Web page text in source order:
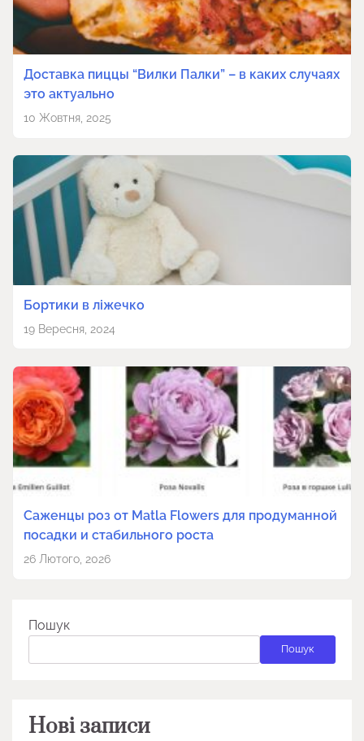
Доставка пиццы “Вилки Палки” – в каких случаях
это актуально
10 Жовтня, 2025
Бортики в ліжечко
19 Вересня, 2024
Саженцы роз от Matla Flowers для продуманной
посадки и стабильного роста
26 Лютого, 2026
Пошук
Пошук
Нові записи